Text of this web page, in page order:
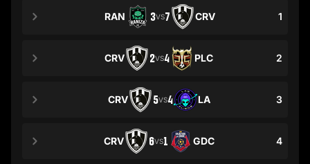
1
CRV
7
VS
3
RAN
2
PLC
4
VS
2
CRV
3
LA
4
VS
5
CRV
4
GDC
1
VS
6
CRV